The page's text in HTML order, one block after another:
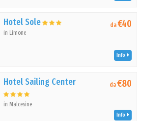
Hotel Sole
in Limone
da€40
Info
Hotel Sailing Center
in Malcesine
da€80
Info